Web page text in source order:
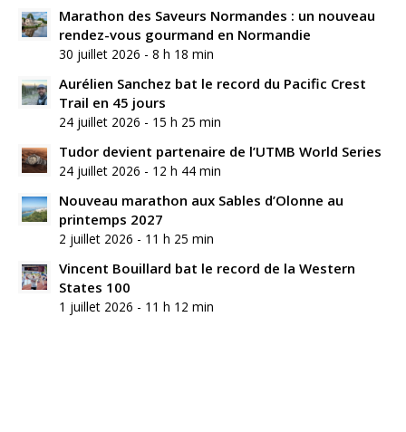
Marathon des Saveurs Normandes : un nouveau
rendez-vous gourmand en Normandie
30 juillet 2026 - 8 h 18 min
Aurélien Sanchez bat le record du Pacific Crest
Trail en 45 jours
24 juillet 2026 - 15 h 25 min
Tudor devient partenaire de l’UTMB World Series
24 juillet 2026 - 12 h 44 min
Nouveau marathon aux Sables d’Olonne au
printemps 2027
2 juillet 2026 - 11 h 25 min
Vincent Bouillard bat le record de la Western
States 100
1 juillet 2026 - 11 h 12 min